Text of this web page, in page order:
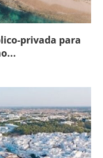
privada para